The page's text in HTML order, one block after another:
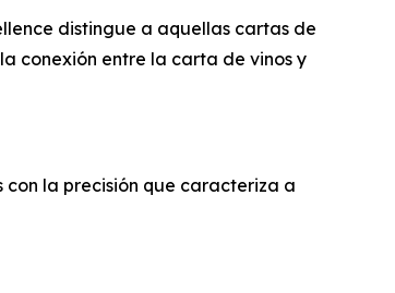
distingue a aquellas cartas de
conexión entre la carta de vinos y
con la precisión que caracteriza a